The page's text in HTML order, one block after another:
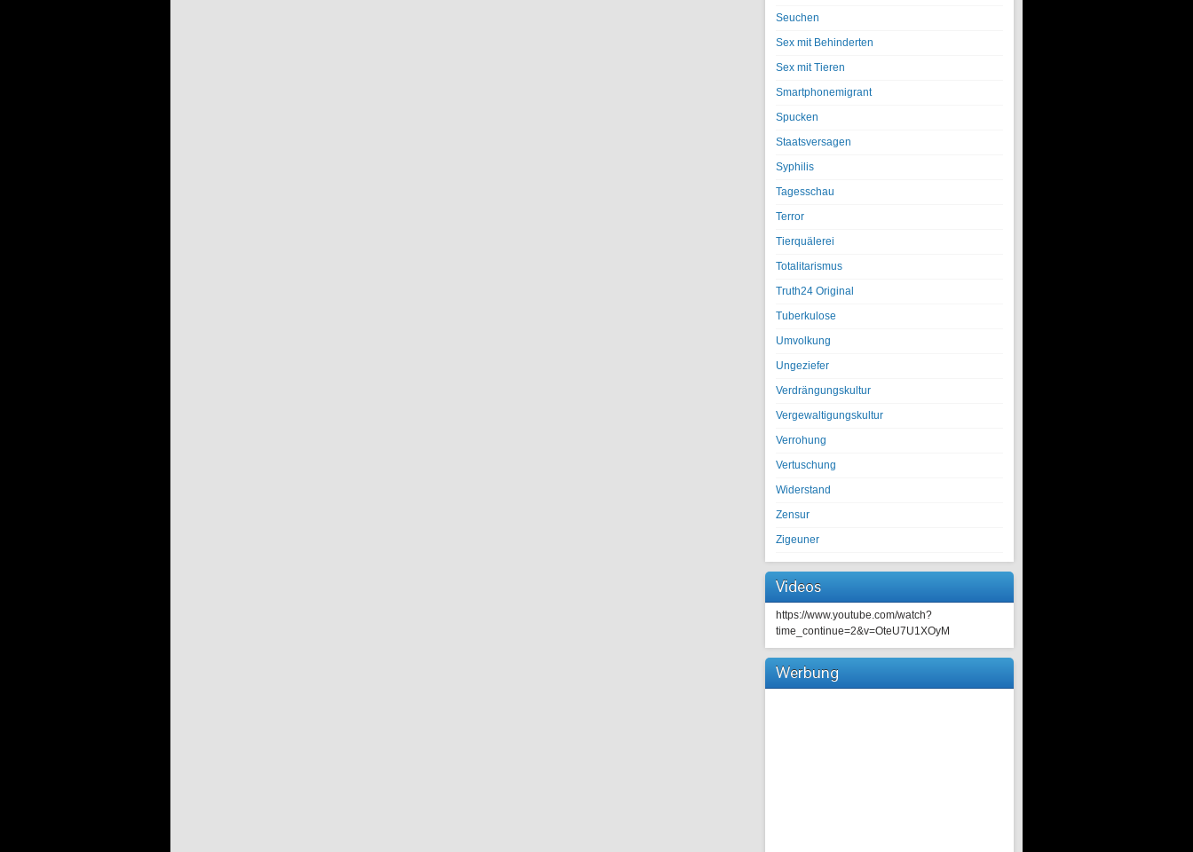
Seuchen
Sex mit Behinderten
Sex mit Tieren
Smartphonemigrant
Spucken
Staatsversagen
Syphilis
Tagesschau
Terror
Tierquälerei
Totalitarismus
Truth24 Original
Tuberkulose
Umvolkung
Ungeziefer
Verdrängungskultur
Vergewaltigungskultur
Verrohung
Vertuschung
Widerstand
Zensur
Zigeuner
Videos
https://www.youtube.com/watch?
time_continue=2&v=OteU7U1XOyM
Werbung